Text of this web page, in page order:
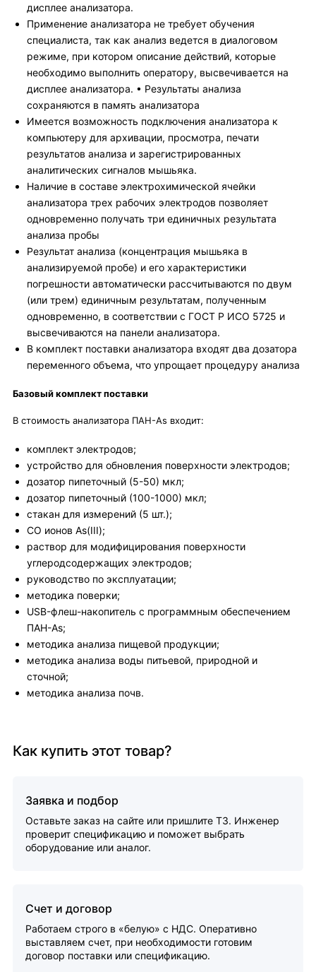
дисплее анализатора.
Применение анализатора не требует обучения
специалиста, так как анализ ведется в диалоговом
режиме, при котором описание действий, которые
необходимо выполнить оператору, высвечивается на
дисплее анализатора. • Результаты анализа
сохраняются в память анализатора
Имеется возможность подключения анализатора к
компьютеру для архивации, просмотра, печати
результатов анализа и зарегистрированных
аналитических сигналов мышьяка.
Наличие в составе электрохимической ячейки
анализатора трех рабочих электродов позволяет
одновременно получать три единичных результата
анализа пробы
Результат анализа (концентрация мышьяка в
анализируемой пробе) и его характеристики
погрешности автоматически рассчитываются по двум
(или трем) единичным результатам, полученным
одновременно, в соответствии с ГОСТ Р ИСО 5725 и
высвечиваются на панели анализатора.
В комплект поставки анализатора входят два дозатора
переменного объема, что упрощает процедуру анализа
Базовый комплект поставки
В стоимость анализатора ПАН-As входит:
комплект электродов;
устройство для обновления поверхности электродов;
дозатор пипеточный (5-50) мкл;
дозатор пипеточный (100-1000) мкл;
стакан для измерений (5 шт.);
СО ионов As(III);
раствор для модифицирования поверхности
углеродсодержащих электродов;
руководство по эксплуатации;
методика поверки;
USB-флеш-накопитель с программным обеспечением
ПАН-Аs;
методика анализа пищевой продукции;
методика анализа воды питьевой, природной и
сточной;
методика анализа почв.
Как купить этот товар?
Заявка и подбор
Оставьте заказ на сайте или пришлите ТЗ. Инженер
проверит спецификацию и поможет выбрать
оборудование или аналог.
Счет и договор
Работаем строго в «белую» с НДС. Оперативно
выставляем счет, при необходимости готовим
договор поставки или спецификацию.